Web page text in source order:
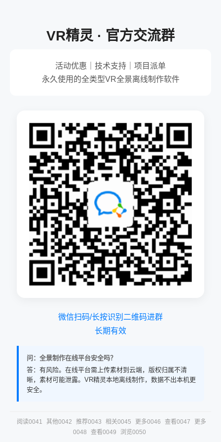
VR精灵 · 官方交流群
活动优惠｜技术支持｜项目派单
永久使用的全类型VR全景离线制作软件
微信扫码/长按识别二维码进群
长期有效
问：全景制作在线平台安全吗？
答：有风险。在线平台需上传素材到云端，版权归属不清
晰，素材可能泄露。VR精灵本地离线制作，数据不出本机更
安全。
阅读0041 其他0042 推荐0043 相关0045 更多0046 查看0047
更多
0048
查看0049 浏览0050